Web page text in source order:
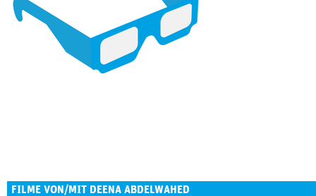
FILME VON/MIT DEENA ABDELWAHED